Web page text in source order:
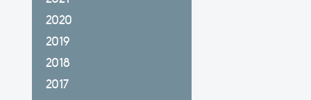
2020
2019
2018
2017